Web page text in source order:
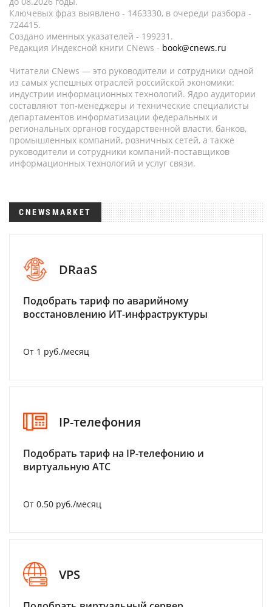
Ключевых фраз выявлено - 1463330, в очереди разбора -
724415.
Создано именных указателей - 199231.
Редакция Индексной книги CNews - book@cnews.ru
Читатели CNews — это руководители и сотрудники одной
из самых успешных отраслей российской экономики:
индустрии информационных технологий. Ядро аудитории
составляют топ-менеджеры и технические специалисты
департаментов информатизации федеральных и
региональных органов государственной власти, банков,
промышленных компаний, розничных сетей, а также
руководители и сотрудники компаний-поставщиков
информационных технологий и услуг связи.
CNEWSMARKET
DRaaS
Подобрать тариф по аварийному
восстановлению ИТ-инфраструктуры
От 1 руб./месяц
IP-телефония
Подобрать тариф на IP-телефонию и
виртуальную АТС
От 0.50 руб./месяц
VPS